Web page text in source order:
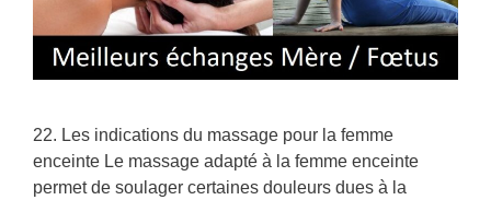
22. Les indications du massage pour la femme
enceinte Le massage adapté à la femme enceinte
permet de soulager certaines douleurs dues à la